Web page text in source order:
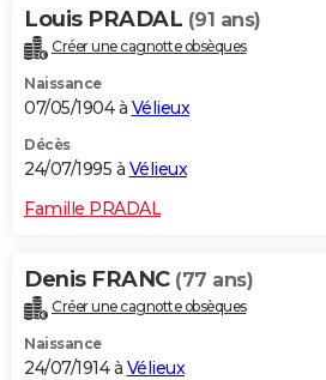
Louis PRADAL (91 ans)
Créer une cagnotte obsèques
Naissance
07/05/1904 à Vélieux
Décès
24/07/1995 à Vélieux
Famille PRADAL
Denis FRANC (77 ans)
Créer une cagnotte obsèques
Naissance
24/07/1914 à Vélieux